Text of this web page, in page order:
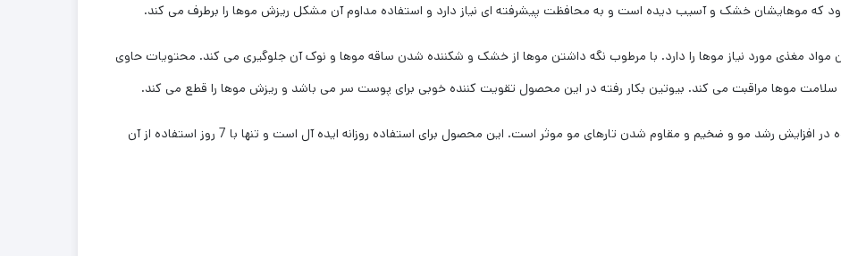
رود که موهایشان خشک و آسیب دیده است و به محافظت پیشرفته ای نیاز دارد و استفاده مداوم آن مشکل ریزش موها را برطرف می کند.
مغذی مورد نیاز موها را دارد. با مرطوب نگه داشتن موها از خشک و شکننده شدن ساقه موها و نوک آن جلوگیری می کند. محتویات حاوی
سلامت موها مراقبت می کند. بیوتین بکار رفته در این محصول تقویت کننده خوبی برای پوست سر می باشد و ریزش موها را قطع می کند.
به علاوه در افزایش رشد مو و ضخیم و مقاوم شدن تارهای مو موثر است. این محصول برای استفاده روزانه ایده آل است و تنها با 7 روز استفاده از آن